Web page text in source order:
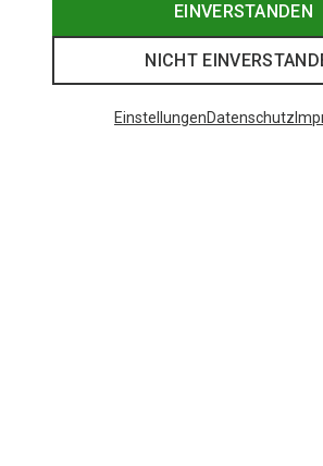
EINVERSTANDEN
NICHT
EinstellungenDatenschutz